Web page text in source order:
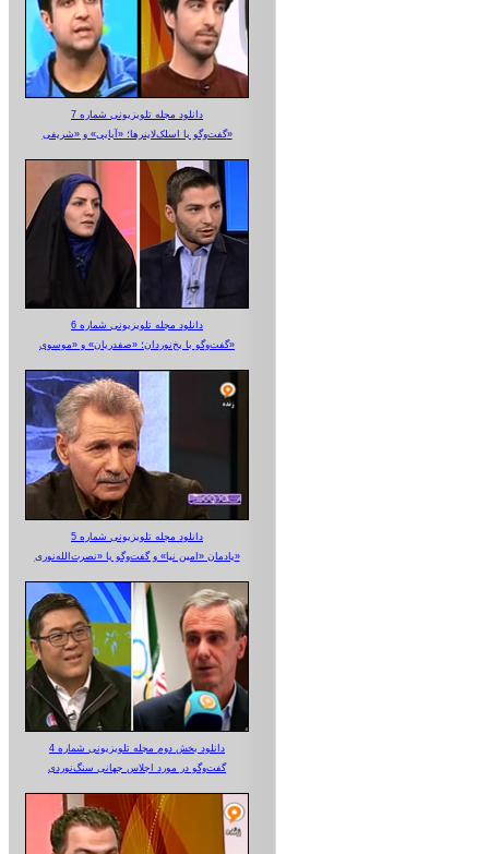
دانلود مجله تلویزیونی شماره 7
گفت‌وگو با اسلک‌لاینرها؛ «آبایی» و «شریفی»
دانلود مجله تلویزیونی شماره 6
گفت‌وگو با یخ‌نوردان؛ «صفدریان» و «موسوی»
دانلود مجله تلویزیونی شماره 5
یادمان «امین نیا» و گفت‌وگو با «نصرت‌الله‌نوری»
دانلود بخش دوم مجله تلویزیونی شماره 4
گفت‌وگو در مورد اجلاس جهانی سنگ‌نوردی